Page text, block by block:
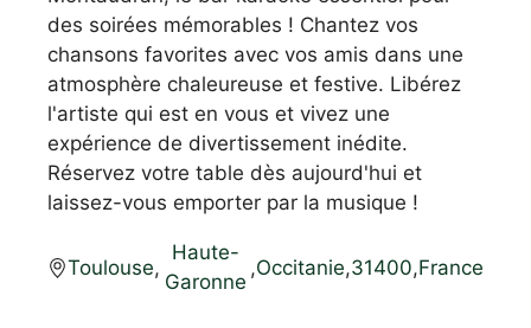
des soirées mémorables ! Chantez vos
chansons favorites avec vos amis dans une
atmosphère chaleureuse et festive. Libérez
l'artiste qui est en vous et vivez une
expérience de divertissement inédite.
Réservez votre table dès aujourd'hui et
laissez-vous emporter par la musique !
Toulouse,
Haute-
Garonne
,Occitanie,31400,France